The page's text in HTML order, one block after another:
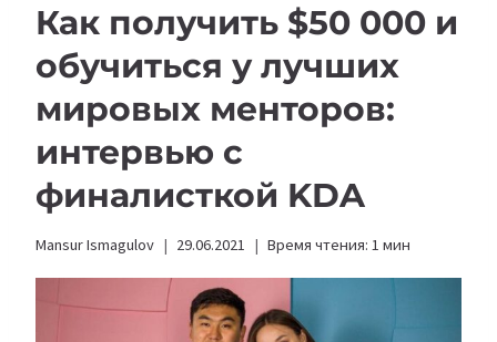
Как получить $50 000 и
обучиться у лучших
мировых менторов:
интервью с
финалисткой KDA
Mansur Ismagulov 29.06.2021 Время чтения: 1 мин